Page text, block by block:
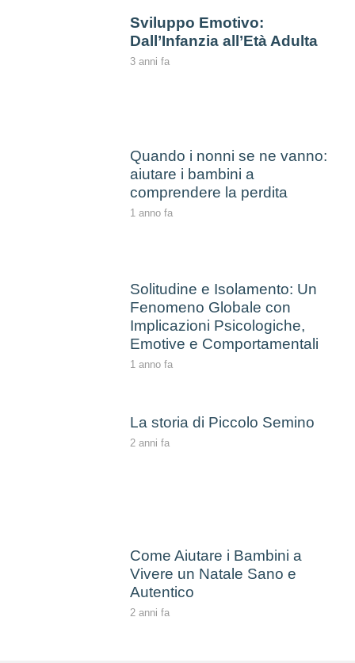
Sviluppo Emotivo:
Dall’Infanzia all’Età Adulta
3 anni fa
Quando i nonni se ne vanno:
aiutare i bambini a
comprendere la perdita
1 anno fa
Solitudine e Isolamento: Un
Fenomeno Globale con
Implicazioni Psicologiche,
Emotive e Comportamentali
1 anno fa
La storia di Piccolo Semino
2 anni fa
Come Aiutare i Bambini a
Vivere un Natale Sano e
Autentico
2 anni fa